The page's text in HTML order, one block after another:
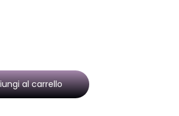
al carrello